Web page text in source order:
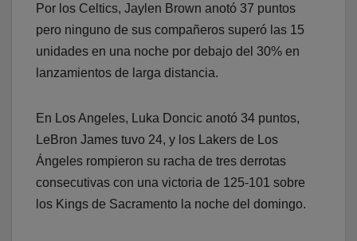
Por los Celtics, Jaylen Brown anotó 37 puntos
pero ninguno de sus compañeros superó las 15
unidades en una noche por debajo del 30% en
lanzamientos de larga distancia.
En Los Angeles, Luka Doncic anotó 34 puntos,
LeBron James tuvo 24, y los Lakers de Los
Ángeles rompieron su racha de tres derrotas
consecutivas con una victoria de 125-101 sobre
los Kings de Sacramento la noche del domingo.